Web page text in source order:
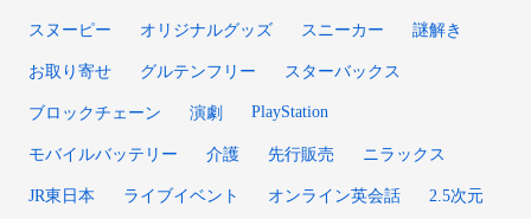
スヌーピー オリジナルグッズ スニーカー 謎解き
お取り寄せ グルテンフリー スターバックス
ブロックチェーン 演劇 PlayStation
モバイルバッテリー 介護 先行販売 ニラックス
JR東日本 ライブイベント オンライン英会話 2.5次元